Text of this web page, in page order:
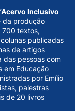
Inclusivo
da produção
700 textos,
publicadas
de artigos
das pessoas com
em Educação
por Emílio
palestras
de 20 livros